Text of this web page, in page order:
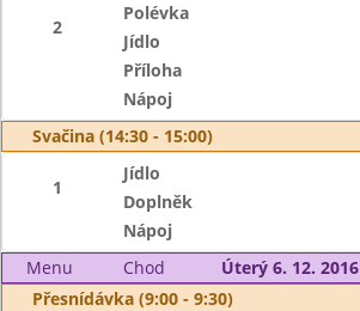
2
Polévka
Jídlo
Příloha
Nápoj
Svačina (14:30 - 15:00)
1
Jídlo
Doplněk
Nápoj
Menu
Chod
Úterý 6. 12. 2016
Přesnídávka (9:00 - 9:30)